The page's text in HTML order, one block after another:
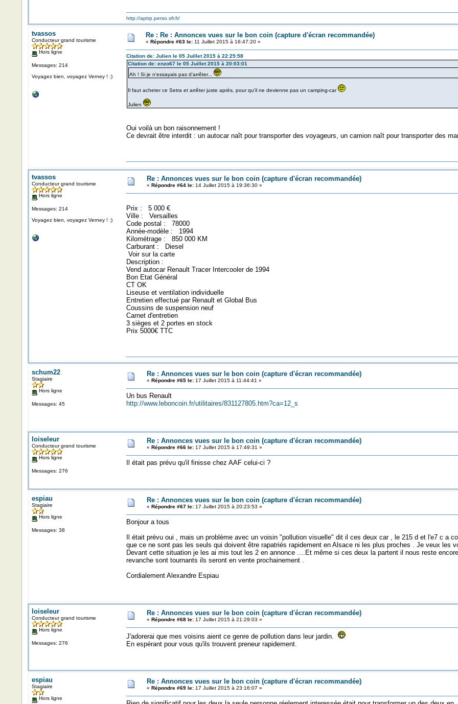
http://aptrp.perso.sfr.fr/
tvassos
Conducteur grand tourisme
Hors ligne
Messages: 214
Voyagez bien, voyagez Verney ! :)
Re : Re : Annonces vues sur le bon coin (capture d'écran recommandée)
« Répondre #63 le:11 Juillet 2015 à 16:47:20 »
Citation de: Julien le 05 Juillet 2015 à 22:25:58
Citation de: enzo67 le 05 Juillet 2015 à 20:03:01
Ah ! Si je n'essayais pas d'arrêter...
Il faut acheter ce Setra et arrêter juste après, pour qu'il ne devienne pas un camping-car
Julien
Oui voilà un bon raisonnement !
Ce devrait être interdit : un autocar naît pour transporter des voyageurs, un camion naît pour transporter des
tvassos
Conducteur grand tourisme
Hors ligne
Messages: 214
Voyagez bien, voyagez Verney ! :)
Re : Annonces vues sur le bon coin (capture d'écran recommandée)
« Répondre #64 le:14 Juillet 2015 à 19:36:30 »
Prix : 5 000 €
Ville : Versailles
Code postal : 78000
Année-modèle : 1994
Kilométrage : 850 000 KM
Carburant : Diesel
Voir sur la carte
Description :
Vend autocar Renault Tracer Intercooler de 1994
Bon Etat Général
CT OK
Liseuse et ventilation individuelle
Entretien effectué par Renault et Global Bus
Coussins de suspension neuf
Carnet d'entretien
3 sièges et 2 portes en stock
Prix 5000€ TTC
schum22
Stagiaire
Hors ligne
Messages: 45
Re : Annonces vues sur le bon coin (capture d'écran recommandée)
« Répondre #65 le:17 Juillet 2015 à 11:44:41 »
Un bus Renault
http://www.leboncoin.fr/utilitaires/831127805.htm?ca=12_s
loiseleur
Conducteur grand tourisme
Hors ligne
Messages: 276
Re : Annonces vues sur le bon coin (capture d'écran recommandée)
« Répondre #66 le:17 Juillet 2015 à 17:49:31 »
Il était pas prévu qu'il finisse chez AAF celui-ci ?
espiau
Stagiaire
Hors ligne
Messages: 38
Re : Annonces vues sur le bon coin (capture d'écran recommandée)
« Répondre #67 le:17 Juillet 2015 à 20:23:53 »
Bonjour a tous
Il était prévu oui , mais un problème avec un voisin "pollution visuelle" dit il ces deux car , le 215 d et l'e7 c a
que ce ne sont pas les seuls qui doivent être rapatriés rapidement en Alsace ni les plus proches . Je veux les
Devant cette situation je les ai mis tout les 2 en annonce ....Et même si ces deux la partent il nous reste
revanche sont tournants ils seront en vente prochainement .
Cordialement Alexandre Espiau
loiseleur
Conducteur grand tourisme
Hors ligne
Messages: 276
Re : Annonces vues sur le bon coin (capture d'écran recommandée)
« Répondre #68 le:17 Juillet 2015 à 21:29:03 »
J'adorerai que mes voisins aient ce genre de pollution dans leur jardin.
En espérant pour vous qu'ils trouvent preneur rapidement.
espiau
Stagiaire
Hors ligne
Re : Annonces vues sur le bon coin (capture d'écran recommandée)
« Répondre #69 le:17 Juillet 2015 à 23:16:07 »